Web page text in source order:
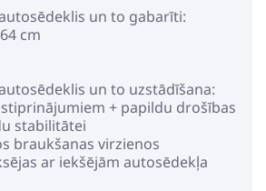
Maxi Cosi Pearl 360 Authentic
Bērnu Autokrēsls 0-18
494.99€
autosēdeklis un to gabarīti:
cm
un to uzstādīšana:
+ papildu drošības
stabilitātei
braukšanas virzienos
ar iekšējām autosēdekļa